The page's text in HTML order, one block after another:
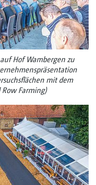
Hof Wambergen zu
mit dem
Row Farming)